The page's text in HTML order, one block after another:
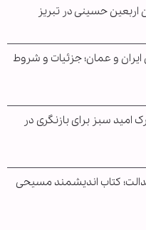
اربعین حسینی در تبریز
ایران و عمان؛ جزئیات و شروط
سبز برای بازنگری در
کتاب اندیشمند مسیحی